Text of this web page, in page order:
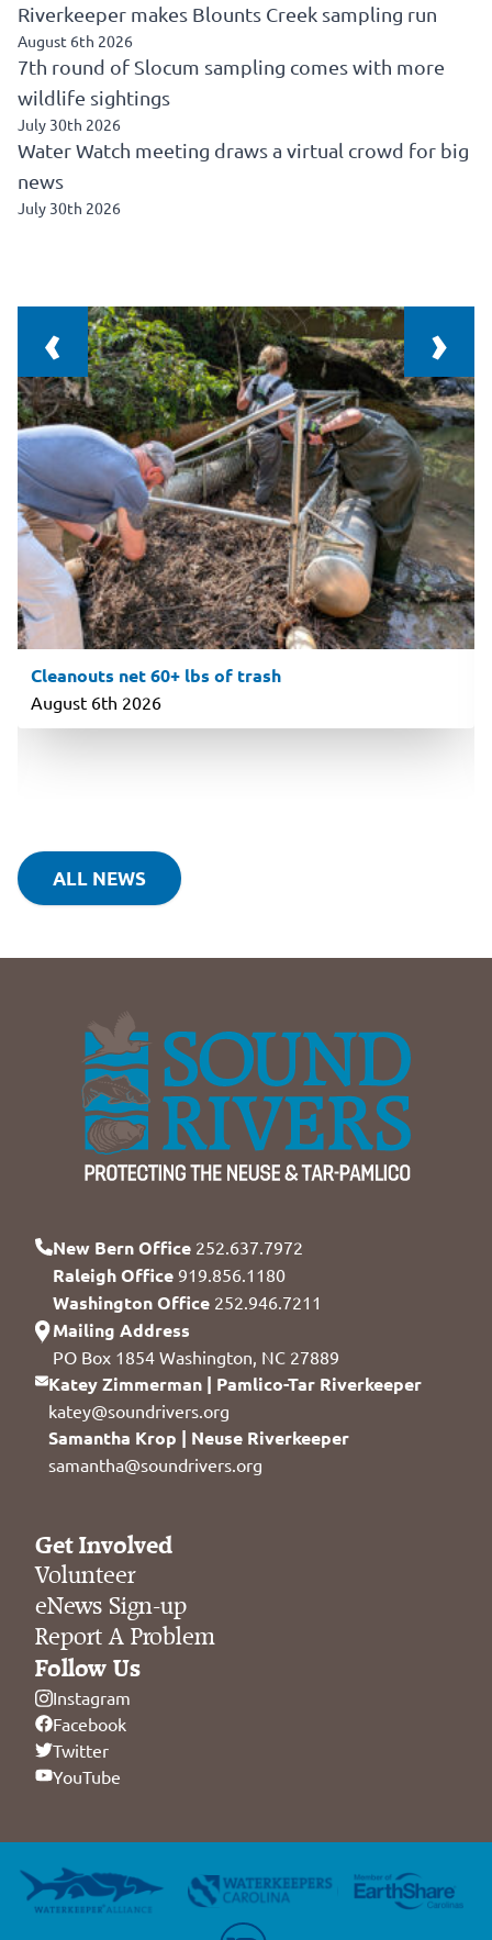
Riverkeeper makes Blounts Creek sampling run
August 6th 2026
7th round of Slocum sampling comes with more
wildlife sightings
July 30th 2026
Water Watch meeting draws a virtual crowd for big
news
July 30th 2026
Cleanouts net 60+ lbs of trash
August 6th 2026
‹ ›
ALL NEWS
New Bern Office 252.637.7972
Raleigh Office 919.856.1180
Washington Office 252.946.7211
Mailing Address
PO Box 1854 Washington, NC 27889
Katey Zimmerman | Pamlico-Tar Riverkeeper
katey@soundrivers.org
Samantha Krop | Neuse Riverkeeper
samantha@soundrivers.org
Get Involved
Volunteer
eNews Sign-up
Report A Problem
Follow Us
Instagram
Facebook
Twitter
YouTube